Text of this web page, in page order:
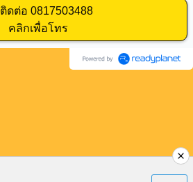
ติดต่อ0817503488
คลิกเพื่อโทร